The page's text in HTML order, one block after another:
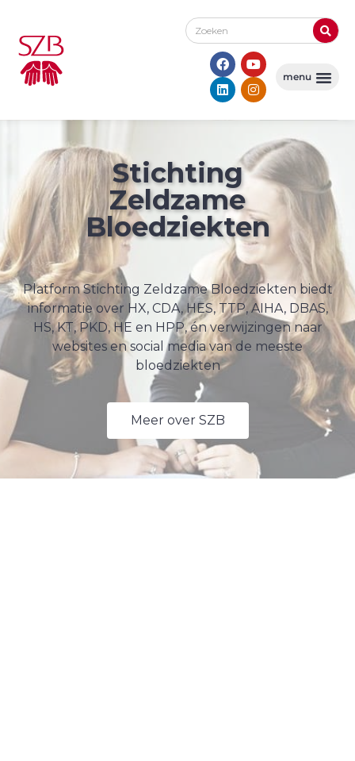
Stichting
Zeldzame
Bloedziekten
Platform Stichting Zeldzame Bloedziekten biedt
informatie over HX, CDA, HES, TTP, AIHA, DBAS,
HS, KT, PKD, HE en HPP, én verwijzingen naar
websites en social media van de meeste
bloedziekten
Meer over SZB